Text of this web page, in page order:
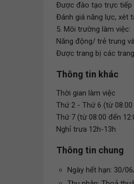
Được đào tạo trực tiếp
Đánh giá năng lực, xét
5. Môi trường làm việc:
Năng động/ trẻ trung
Được trang bị các
Thông tin khác
Thời gian làm việc
Thứ 2 - Thứ 6 (từ 08:00
Thứ 7 (từ 08:00 đến
Nghỉ trưa 12h-13h
Thông tin chung
Ngày hết hạn: 30/